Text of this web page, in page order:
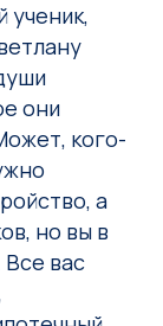
ученик,
они
кого-
а
но вы в
Все вас